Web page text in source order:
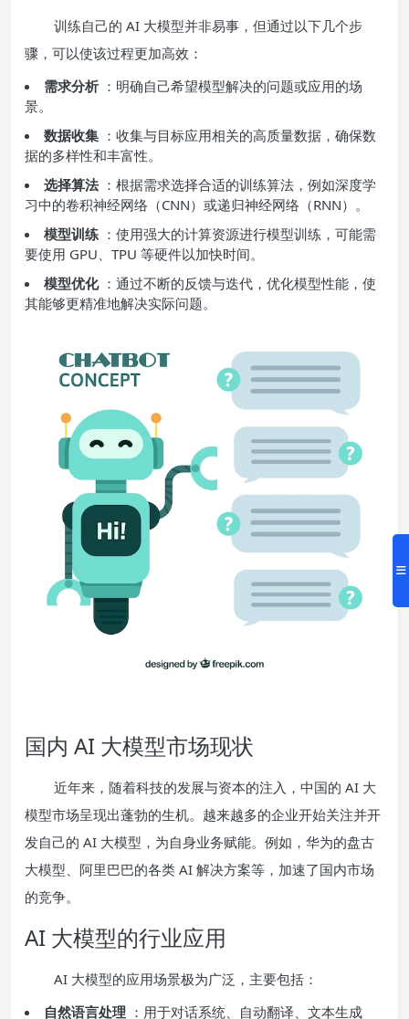
训练自己的 AI 大模型并非易事，但通过以下几个步
骤，可以使该过程更加高效：
需求分析 ：明确自己希望模型解决的问题或应用的场
景。
数据收集 ：收集与目标应用相关的高质量数据，确保数
据的多样性和丰富性。
选择算法 ：根据需求选择合适的训练算法，例如深度学
习中的卷积神经网络（CNN）或递归神经网络（RNN）。
模型训练 ：使用强大的计算资源进行模型训练，可能需
要使用 GPU、TPU 等硬件以加快时间。
模型优化 ：通过不断的反馈与迭代，优化模型性能，使
其能够更精准地解决实际问题。
国内 AI 大模型市场现状
近年来，随着科技的发展与资本的注入，中国的 AI 大
模型市场呈现出蓬勃的生机。越来越多的企业开始关注并开
发自己的 AI 大模型，为自身业务赋能。例如，华为的盘古
大模型、阿里巴巴的各类 AI 解决方案等，加速了国内市场
的竞争。
AI 大模型的行业应用
AI 大模型的应用场景极为广泛，主要包括：
自然语言处理 ：用于对话系统、自动翻译、文本生成